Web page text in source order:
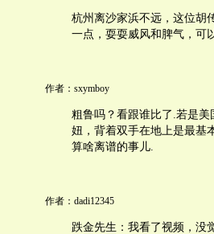
杭州离沙家浜不远，这位胡
一点，耍耍威风和脾气，可
作者：sxymboy
粗鲁吗？看跟谁比了.若是
妞，背着双手在地上是最基
算啥离谱的事儿.
作者：dadi12345
跌金先生：我看了视频，没